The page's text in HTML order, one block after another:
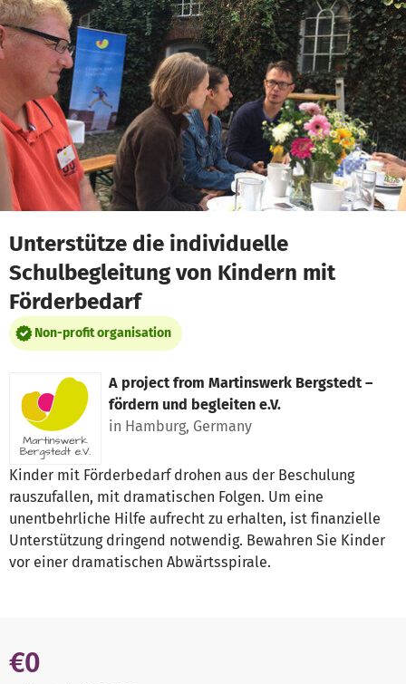
Skip to main content
Show accessibility statement
Unterstütze die individuelle
Schulbegleitung von Kindern mit
Förderbedarf
Non-profit organisation
A project from Martinswerk Bergstedt –
fördern und begleiten e.V.
in Hamburg, Germany
Kinder mit Förderbedarf drohen aus der Beschulung
rauszufallen, mit dramatischen Folgen. Um eine
unentbehrliche Hilfe aufrecht zu erhalten, ist finanzielle
Unterstützung dringend notwendig. Bewahren Sie Kinder
vor einer dramatischen Abwärtsspirale.
€0